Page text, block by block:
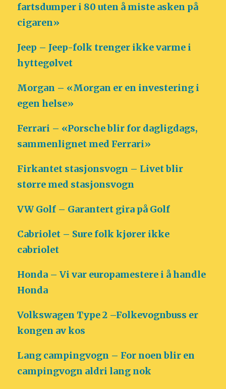
fartsdumper i 80 uten å miste asken på
cigaren»
Jeep – Jeep-folk trenger ikke varme i
hyttegølvet
Morgan – «Morgan er en investering i
egen helse»
Ferrari – «Porsche blir for dagligdags,
sammenlignet med Ferrari»
Firkantet stasjonsvogn – Livet blir
større med stasjonsvogn
VW Golf – Garantert gira på Golf
Cabriolet – Sure folk kjører ikke
cabriolet
Honda – Vi var europamestere i å handle
Honda
Volkswagen Type 2 –Folkevognbuss er
kongen av kos
Lang campingvogn – For noen blir en
campingvogn aldri lang nok